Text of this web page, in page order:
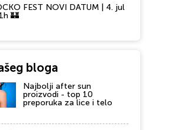
FEST NOVI DATUM | 4. jul
🏰
bloga
Najbolji after sun
proizvodi - top 10
preporuka za lice i telo